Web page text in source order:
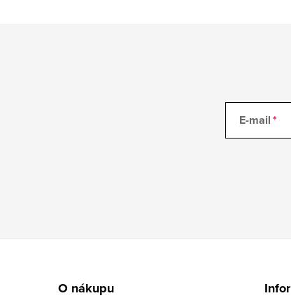
E-mail
O nákupu